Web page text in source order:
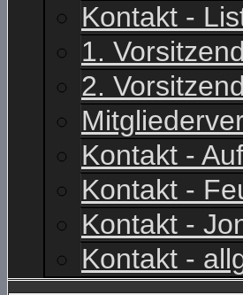
Kontakt -
1.
2.
Kontakt -
Kontakt -
Kontakt -
Kontakt -